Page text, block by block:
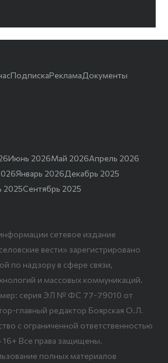
ПодпискаРекламаДокументы
Июнь 2026Май 2026Апрель 2026
Январь 2026Декабрь 2025
2025Сентябрь 2025
сетевое издание
вести» зарегистрировано
по надзору в сфере связи,
и массовых коммуникаций.
серия ЭЛ № ФС 77-79010 от
главный редактор Боярская О.Л.
с ограниченной ответственностью
16+ Все права защищены.
полных материалов